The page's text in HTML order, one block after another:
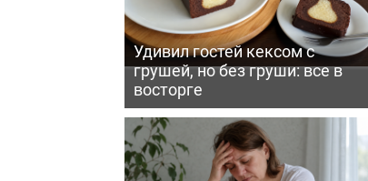
Удивил гостей кексом с
грушей, но без груши: все в
восторге